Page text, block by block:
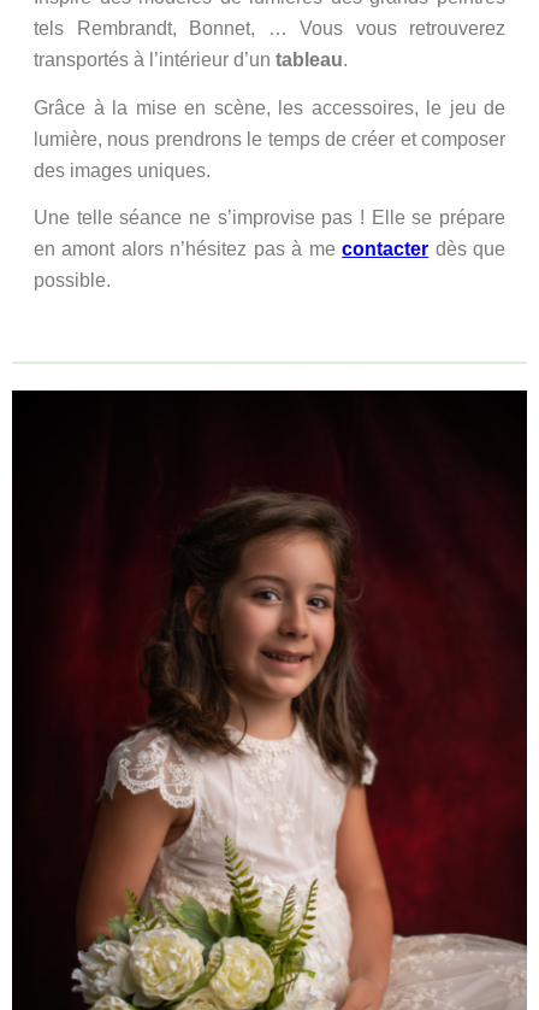
tels Rembrandt, Bonnet, … Vous vous retrou­ve­rez
trans­por­tés à l’in­té­rieur d’un tableau.
Grâce à la mise en scène, les acces­soires, le jeu de
lumière, nous pren­drons le temps de créer et com­po­ser
des images uniques.
Une telle séance ne s’im­pro­vise pas ! Elle se pré­pare
en amont alors n’hé­si­tez pas à mecontac­ter dès que
possible.